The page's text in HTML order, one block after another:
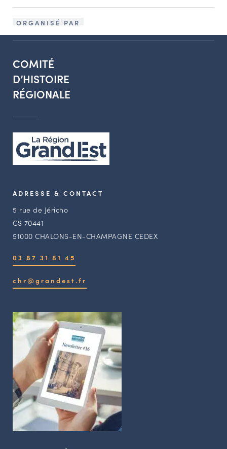
ORGANISÉ PAR
COMITÉ
D’HISTOIRE
RÉGIONALE
ADRESSE & CONTACT
5 rue de Jéricho
CS 70441
51000 CHALONS-EN-CHAMPAGNE CEDEX
03 87 31 81 45
chr@grandest.fr